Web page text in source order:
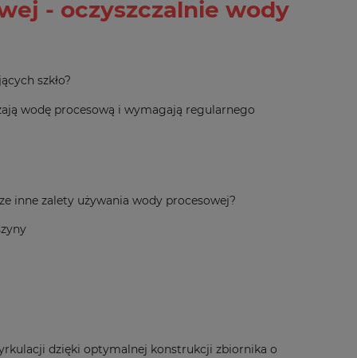
- oczyszczalnie wody
szkło?
wodę procesową i wymagają regularnego
inne zalety używania wody procesowej?
dzięki optymalnej konstrukcji zbiornika o